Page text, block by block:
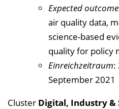
Expected outcome
air quality data,
science-based
quality for policy
Einreichzeitraum:
September 2021
Cluster Digital, Industry &